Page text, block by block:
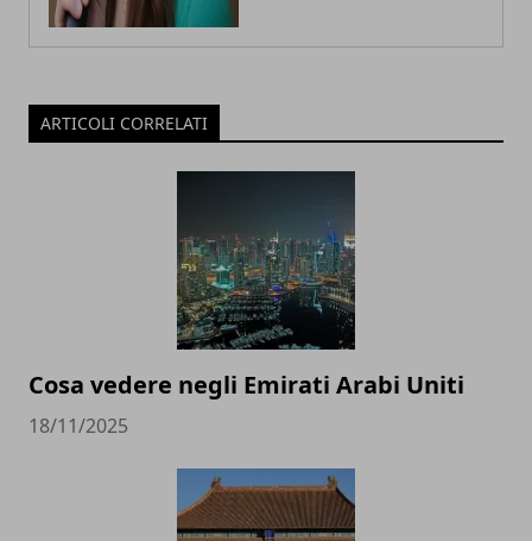
ARTICOLI CORRELATI
Cosa vedere negli Emirati Arabi Uniti
18/11/2025